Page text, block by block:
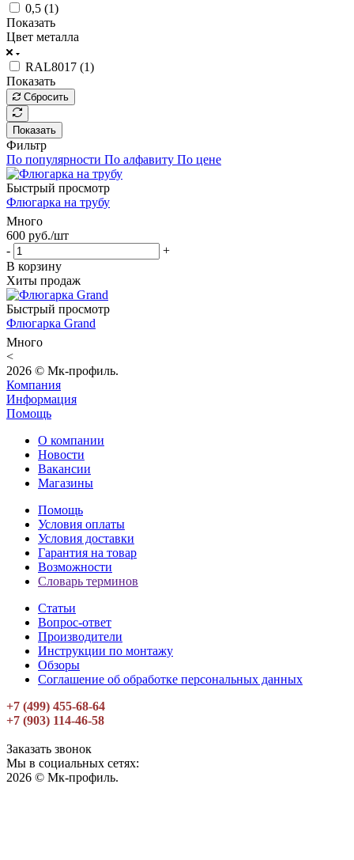
0,5 (1)
Показать
Цвет металла
RAL8017 (1)
Показать
Сбросить
Показать
Фильтр
По популярности По алфавиту По цене
Быстрый просмотр
Флюгарка на трубу
Много
600 руб./шт
-
+
В корзину
Хиты продаж
Быстрый просмотр
Флюгарка Grand
Много
<
2026 © Мк-профиль.
Компания
Информация
Помощь
О компании
Новости
Вакансии
Магазины
Помощь
Условия оплаты
Условия доставки
Гарантия на товар
Возможности
Словарь терминов
Статьи
Вопрос-ответ
Производители
Инструкции по монтажу
Обзоры
Соглашение об обработке персональных данных
+7 (499) 455-68-64
+7 (903) 114-46-58
Заказать звонок
Мы в социальных сетях:
2026 © Мк-профиль.